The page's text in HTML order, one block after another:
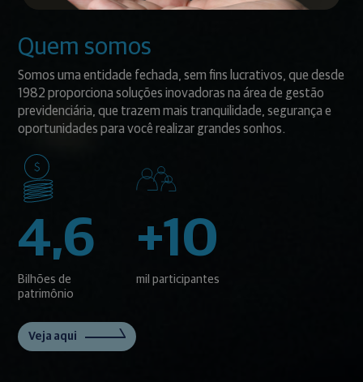
Quem somos
Somos uma entidade fechada, sem fins lucrativos, que desde
1982 proporciona soluções inovadoras na área de gestão
previdenciária, que trazem mais tranquilidade, segurança e
oportunidades para você realizar grandes sonhos.
4,6
Bilhões de
patrimônio
+10
mil participantes
Veja aqui